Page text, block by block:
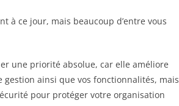
à ce jour, mais beaucoup d’entre vous
une priorité absolue, car elle améliore
ainsi que vos fonctionnalités, mais
pour protéger votre organisation